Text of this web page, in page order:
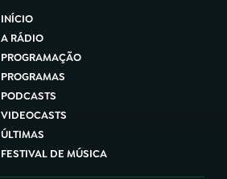
INÍCIO
A RÁDIO
PROGRAMAÇÃO
PROGRAMAS
PODCASTS
VIDEOCASTS
ÚLTIMAS
FESTIVAL DE MÚSICA